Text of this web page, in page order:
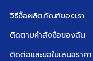
วิธีซื้อผลิตภัณฑ์ของเรา
ติดตามคำสั่งซื้อของฉัน
ติดต่อและขอใบเสนอราคา